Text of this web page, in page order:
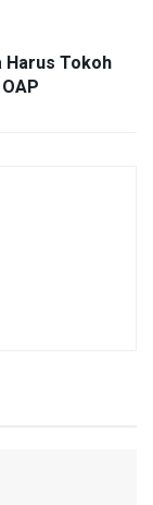
Harus Tokoh